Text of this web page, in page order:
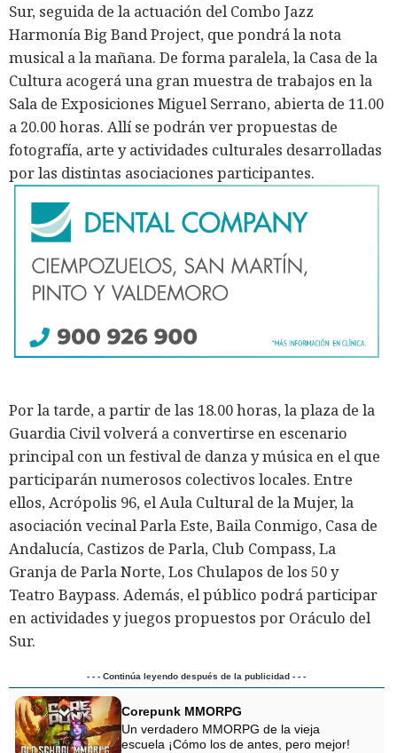
Sur, seguida de la actuación del Combo Jazz
Harmonía Big Band Project, que pondrá la nota
musical a la mañana. De forma paralela, la Casa de la
Cultura acogerá una gran muestra de trabajos en la
Sala de Exposiciones Miguel Serrano, abierta de 11.00
a 20.00 horas. Allí se podrán ver propuestas de
fotografía, arte y actividades culturales desarrolladas
por las distintas asociaciones participantes.
Por la tarde, a partir de las 18.00 horas, la plaza de la
Guardia Civil volverá a convertirse en escenario
principal con un festival de danza y música en el que
participarán numerosos colectivos locales. Entre
ellos, Acrópolis 96, el Aula Cultural de la Mujer, la
asociación vecinal Parla Este, Baila Conmigo, Casa de
Andalucía, Castizos de Parla, Club Compass, La
Granja de Parla Norte, Los Chulapos de los 50 y
Teatro Baypass. Además, el público podrá participar
en actividades y juegos propuestos por Oráculo del
Sur.
- - - Continúa leyendo después de la publicidad - - -
Corepunk MMORPG
Un verdadero MMORPG de la vieja
escuela ¡Cómo los de antes, pero mejor!